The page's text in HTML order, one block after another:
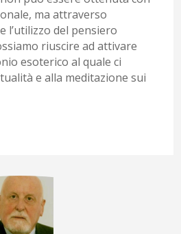
ma attraverso
l’utilizzo del pensiero
riuscire ad attivare
esoterico al quale ci
e alla meditazione sui